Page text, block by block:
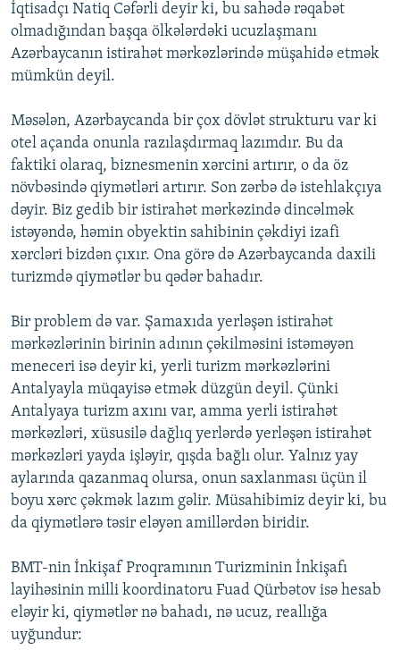
İqtisadçı Natiq Cəfərli deyir ki, bu sahədə rəqabət
olmadığından başqa ölkələrdəki ucuzlaşmanı
Azərbaycanın istirahət mərkəzlərində müşahidə etmək
mümkün deyil.
Məsələn, Azərbaycanda bir çox dövlət strukturu var ki
otel açanda onunla razılaşdırmaq lazımdır. Bu da
faktiki olaraq, biznesmenin xərcini artırır, o da öz
növbəsində qiymətləri artırır. Son zərbə də istehlakçıya
dəyir. Biz gedib bir istirahət mərkəzində dincəlmək
istəyəndə, həmin obyektin sahibinin çəkdiyi izafi
xərcləri bizdən çıxır. Ona görə də Azərbaycanda daxili
turizmdə qiymətlər bu qədər bahadır.
Bir problem də var. Şamaxıda yerləşən istirahət
mərkəzlərinin birinin adının çəkilməsini istəməyən
meneceri isə deyir ki, yerli turizm mərkəzlərini
Antalyayla müqayisə etmək düzgün deyil. Çünki
Antalyaya turizm axını var, amma yerli istirahət
mərkəzləri, xüsusilə dağlıq yerlərdə yerləşən istirahət
mərkəzləri yayda işləyir, qışda bağlı olur. Yalnız yay
aylarında qazanmaq olursa, onun saxlanması üçün il
boyu xərc çəkmək lazım gəlir. Müsahibimiz deyir ki, bu
da qiymətlərə təsir eləyən amillərdən biridir.
BMT-nin İnkişaf Proqramının Turizminin İnkişafı
layihəsinin milli koordinatoru Fuad Qürbətov isə hesab
eləyir ki, qiymətlər nə bahadı, nə ucuz, reallığa
uyğundur: